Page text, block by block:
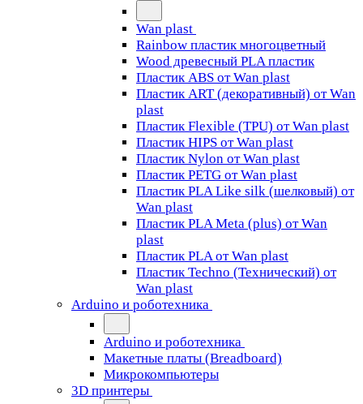
Wan plast
Rainbow пластик многоцветный
Wood древесный PLA пластик
Пластик ABS от Wan plast
Пластик ART (декоративный) от Wan
plast
Пластик Flexible (TPU) от Wan plast
Пластик HIPS от Wan plast
Пластик Nylon от Wan plast
Пластик PETG от Wan plast
Пластик PLA Like silk (шелковый) от
Wan plast
Пластик PLA Meta (plus) от Wan
plast
Пластик PLA от Wan plast
Пластик Techno (Технический) от
Wan plast
Arduino и роботехника
Arduino и роботехника
Макетные платы (Breadboard)
Микрокомпьютеры
3D принтеры